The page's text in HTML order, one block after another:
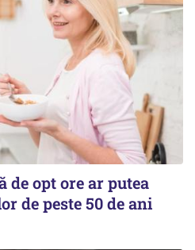
de opt ore ar putea
de peste 50 de ani